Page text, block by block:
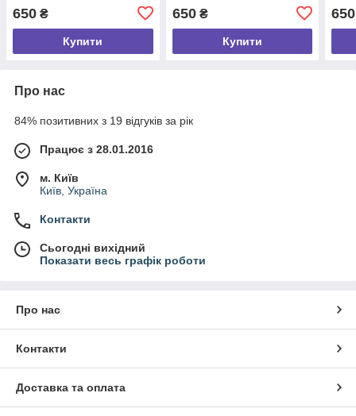
одяг розмір S
650 ₴
Купити
старе,молодіжний одяг
розмір S
650₴
Купити
650
Про нас
84% позитивних з 19 відгуків за рік
Працює з 28.01.2016
м. Київ
Київ, Україна
Контакти
Сьогодні вихідний
Показати весь графік роботи
Про нас
Контакти
Доставка та оплата